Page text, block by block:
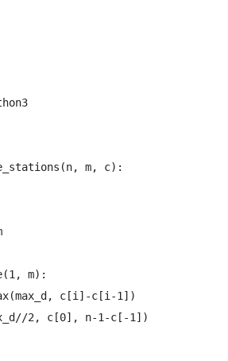
m, c):
m):
c[i]-c[i-1])
2, c[0], n-1-c[-1])